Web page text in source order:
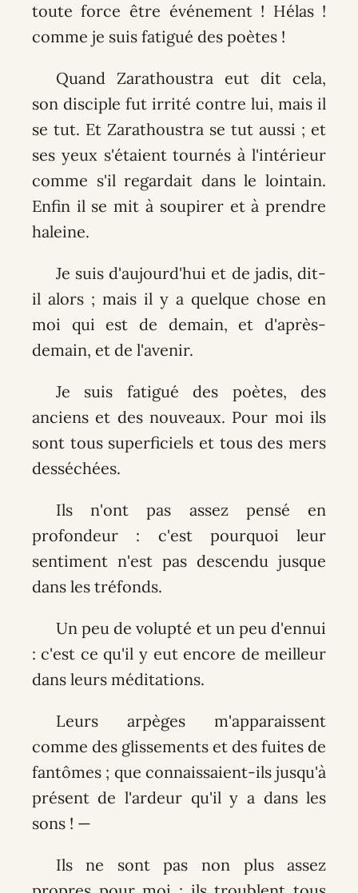
toute force être événement ! Hélas !
comme je suis fatigué des poètes !
Quand Zarathoustra eut dit cela,
son disciple fut irrité contre lui, mais il
se tut. Et Zarathoustra se tut aussi ; et
ses yeux s'étaient tournés à l'intérieur
comme s'il regardait dans le lointain.
Enfin il se mit à soupirer et à prendre
haleine.
Je suis d'aujourd'hui et de jadis, dit-
il alors ; mais il y a quelque chose en
moi qui est de demain, et d'après-
demain, et de l'avenir.
Je suis fatigué des poètes, des
anciens et des nouveaux. Pour moi ils
sont tous superficiels et tous des mers
desséchées.
Ils n'ont pas assez pensé en
profondeur : c'est pourquoi leur
sentiment n'est pas descendu jusque
dans les tréfonds.
Un peu de volupté et un peu d'ennui
: c'est ce qu'il y eut encore de meilleur
dans leurs méditations.
Leurs arpèges m'apparaissent
comme des glissements et des fuites de
fantômes ; que connaissaient-ils jusqu'à
présent de l'ardeur qu'il y a dans les
sons ! —
Ils ne sont pas non plus assez